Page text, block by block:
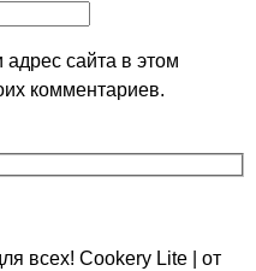
сайта в этом
комментариев.
всех! Cookery Lite | от